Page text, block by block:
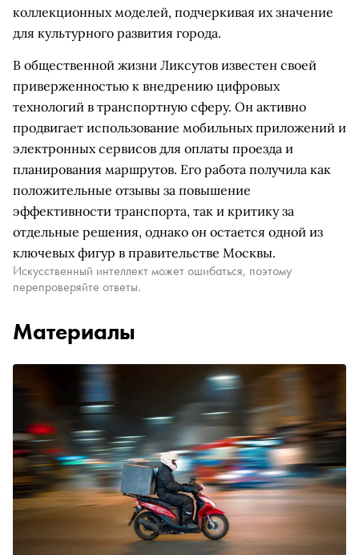
коллекционных моделей, подчеркивая их значение
для культурного развития города.
В общественной жизни Ликсутов известен своей
приверженностью к внедрению цифровых
технологий в транспортную сферу. Он активно
продвигает использование мобильных приложений и
электронных сервисов для оплаты проезда и
планирования маршрутов. Его работа получила как
положительные отзывы за повышение
эффективности транспорта, так и критику за
отдельные решения, однако он остается одной из
ключевых фигур в правительстве Москвы.
Искусственный интеллект может ошибаться, поэтому
перепроверяйте ответы.
Материалы